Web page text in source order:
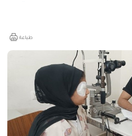
طباعة